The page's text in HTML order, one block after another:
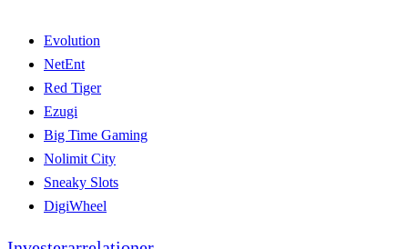
Evolution
NetEnt
Red Tiger
Ezugi
Big Time Gaming
Nolimit City
Sneaky Slots
DigiWheel